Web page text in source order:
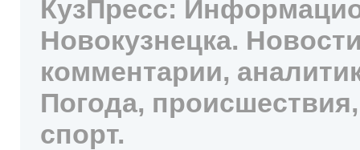
КузПресс:
Новокузнецка.
комментарии,
Погода,
спорт.